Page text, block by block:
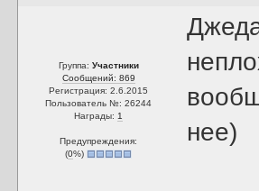
Группа: Участники
Сообщений: 869
Регистрация: 2.6.2015
Пользователь №: 26244
Награды: 1
Предупреждения:
(0%)
нее)